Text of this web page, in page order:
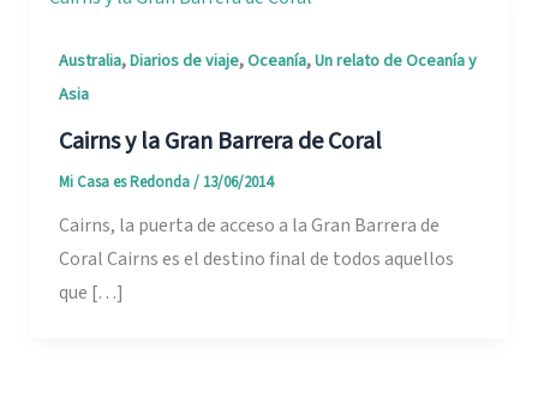
Australia,Diarios de viaje,Oceanía,Un relato de Oceanía y
Asia
Cairns y la Gran Barrera de Coral
Mi Casa es Redonda/ 13/06/2014
Cairns, la puerta de acceso a la Gran Barrera de
Coral Cairns es el destino final de todos aquellos
que […]